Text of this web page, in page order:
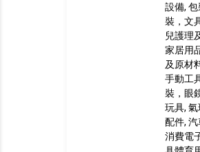
設備,
裝，文
兒護理
家居用
及原材
手動工
裝，眼
玩具,
配件,
消費電